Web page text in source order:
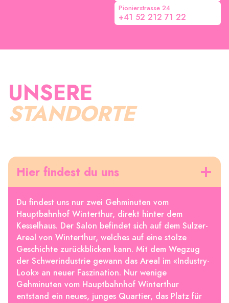
Pionierstrasse 24
+41 52 212 71 22
UNSERE
STANDORTE
Hier findest du uns
Du findest uns nur zwei Gehminuten vom
Hauptbahnhof Winterthur, direkt hinter dem
Kesselhaus. Der Salon befindet sich auf dem Sulzer-
Areal von Winterthur, welches auf eine stolze
Geschichte zurückblicken kann. Mit dem Wegzug
der Schwerindustrie gewann das Areal im «Industry-
Look» an neuer Faszination. Nur wenige
Gehminuten vom Hauptbahnhof Winterthur
entstand ein neues, junges Quartier, das Platz für